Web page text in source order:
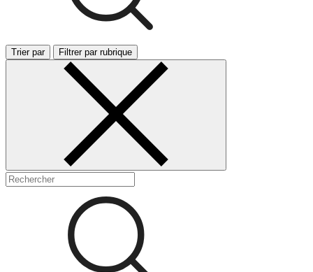
Trier par Filtrer par rubrique